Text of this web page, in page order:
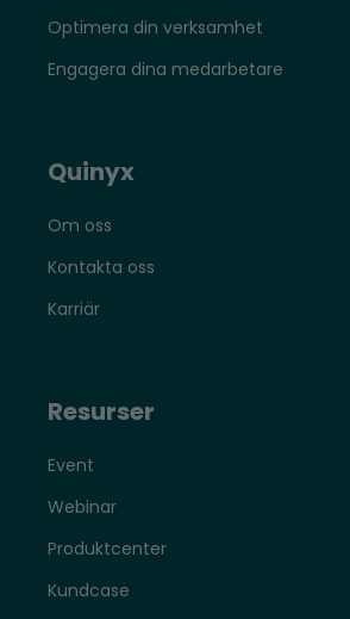
Optimera din verksamhet
Engagera dina medarbetare
Quinyx
Om oss
Kontakta oss
Karriär
Resurser
Event
Webinar
Produktcenter
Kundcase